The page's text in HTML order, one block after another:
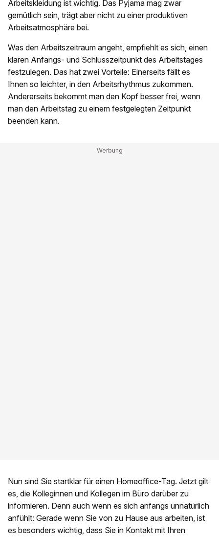
Arbeitskleidung ist wichtig. Das Pyjama mag zwar
gemütlich sein, trägt aber nicht zu einer produktiven
Arbeitsatmosphäre bei.
Was den Arbeitszeitraum angeht, empfiehlt es sich, einen
klaren Anfangs- und Schlusszeitpunkt des Arbeitstages
festzulegen. Das hat zwei Vorteile: Einerseits fällt es
Ihnen so leichter, in den Arbeitsrhythmus zukommen.
Andererseits bekommt man den Kopf besser frei, wenn
man den Arbeitstag zu einem festgelegten Zeitpunkt
beenden kann.
Nun sind Sie startklar für einen Homeoffice-Tag. Jetzt gilt
es, die Kolleginnen und Kollegen im Büro darüber zu
informieren. Denn auch wenn es sich anfangs unnatürlich
anfühlt: Gerade wenn Sie von zu Hause aus arbeiten, ist
es besonders wichtig, dass Sie in Kontakt mit Ihren